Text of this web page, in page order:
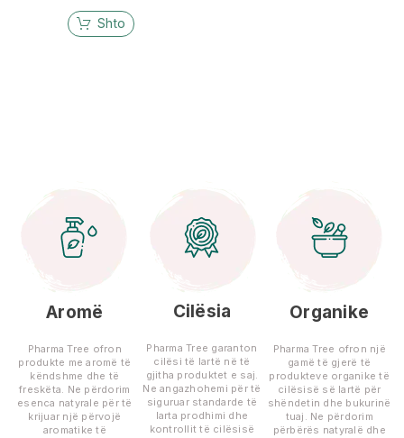
Shto
Aromë
Pharma Tree ofron
produkte me aromë të
këndshme dhe të
freskëta. Ne përdorim
esenca natyrale për të
krijuar një përvojë
aromatike të
Cilësia
Pharma Tree garanton
cilësi të lartë në të
gjitha produktet e saj.
Ne angazhohemi për të
siguruar standarde të
larta prodhimi dhe
kontrollit të cilësisë
Organike
Pharma Tree ofron një
gamë të gjerë të
produkteve organike të
cilësisë së lartë për
shëndetin dhe bukurinë
tuaj. Ne përdorim
përbërës natyralë dhe